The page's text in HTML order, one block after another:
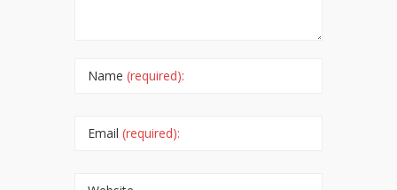
Name (required):
Email (required):